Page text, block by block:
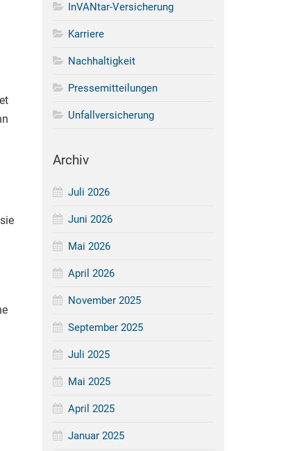
InVANtar-Versicherung
Karriere
Nachhaltigkeit
Pressemitteilungen
Unfallversicherung
Archiv
Juli 2026
Juni 2026
Mai 2026
April 2026
November 2025
September 2025
Juli 2025
Mai 2025
April 2025
Januar 2025